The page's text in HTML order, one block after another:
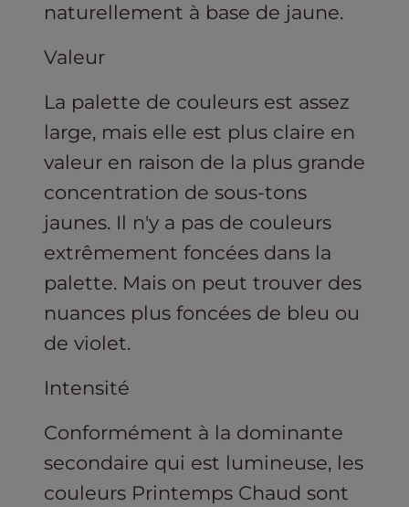
naturellement à base de jaune.
Valeur
La palette de couleurs est assez
large, mais elle est plus claire en
valeur en raison de la plus grande
concentration de sous-tons
jaunes. Il n'y a pas de couleurs
extrêmement foncées dans la
palette. Mais on peut trouver des
nuances plus foncées de bleu ou
de violet.
Intensité
Conformément à la dominante
secondaire qui est lumineuse, les
couleurs Printemps Chaud sont